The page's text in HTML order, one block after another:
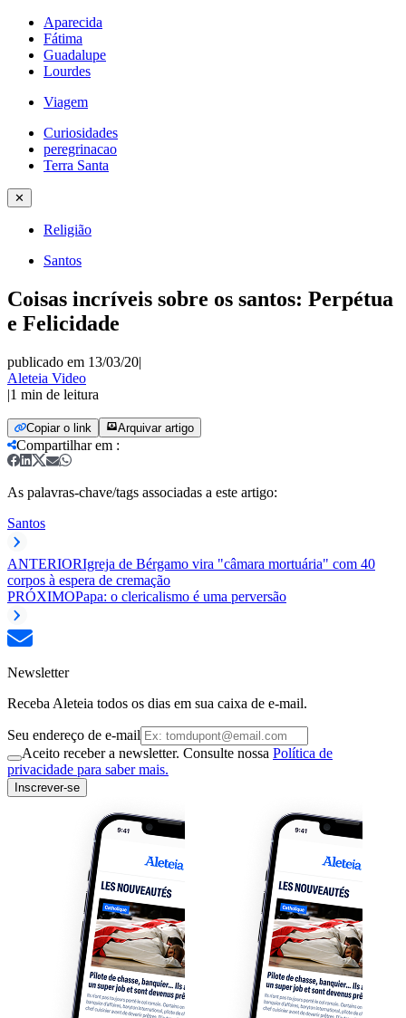
Aparecida
Fátima
Guadalupe
Lourdes
Viagem
Curiosidades
peregrinacao
Terra Santa
✕
Religião
Santos
Coisas incríveis sobre os santos: Perpétua
e Felicidade
publicado em 13/03/20|
Aleteia Video
|1 min de leitura
Copiar o link Arquivar artigo
Compartilhar em :
As palavras-chave/tags associadas a este artigo:
Santos
ANTERIORIgreja de Bérgamo vira "câmara mortuária" com 40
corpos à espera de cremação
PRÓXIMOPapa: o clericalismo é uma perversão
Newsletter
Receba Aleteia todos os dias em sua caixa de e-mail.
Seu endereço de e-mail
Aceito receber a newsletter. Consulte nossa Política de
privacidade para saber mais.
Inscrever-se